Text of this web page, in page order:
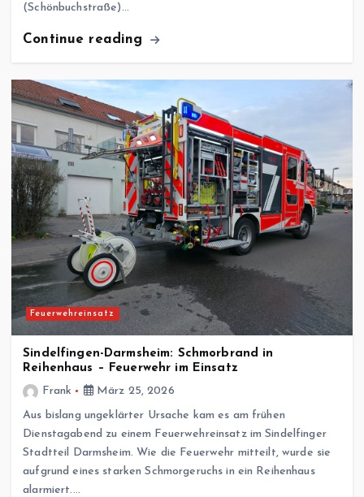
(Schönbuchstraße)…
Continue reading
Feuerwehreinsatz
Sindelfingen-Darmsheim: Schmorbrand in
Reihenhaus – Feuerwehr im Einsatz
Frank
März 25, 2026
Aus bislang ungeklärter Ursache kam es am frühen
Dienstagabend zu einem Feuerwehreinsatz im Sindelfinger
Stadtteil Darmsheim. Wie die Feuerwehr mitteilt, wurde sie
aufgrund eines starken Schmorgeruchs in ein Reihenhaus
alarmiert.…